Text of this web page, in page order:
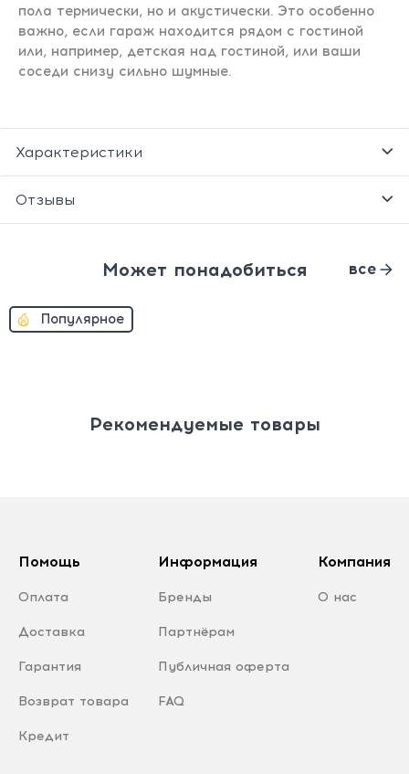
пола термически, но и акустически. Это особенно
важно, если гараж находится рядом с гостиной
или, например, детская над гостиной, или ваши
соседи снизу сильно шумные.
Характеристики
Отзывы
Может понадобиться все
Популярное
Рекомендуемые товары
Помощь
Оплата
Доставка
Гарантия
Возврат товара
Кредит
Информация
Бренды
Партнёрам
Публичная оферта
FAQ
Компания
О нас